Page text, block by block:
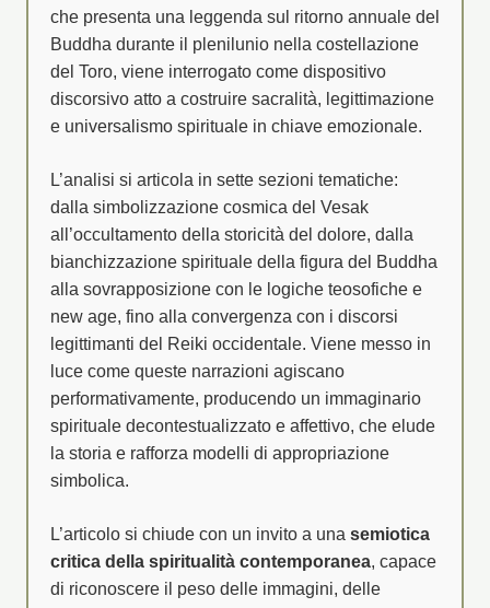
che presenta una leggenda sul ritorno annuale del
Buddha durante il plenilunio nella costellazione
del Toro, viene interrogato come dispositivo
discorsivo atto a costruire sacralità, legittimazione
e universalismo spirituale in chiave emozionale.
L’analisi si articola in sette sezioni tematiche:
dalla simbolizzazione cosmica del Vesak
all’occultamento della storicità del dolore, dalla
bianchizzazione spirituale della figura del Buddha
alla sovrapposizione con le logiche teosofiche e
new age, fino alla convergenza con i discorsi
legittimanti del Reiki occidentale. Viene messo in
luce come queste narrazioni agiscano
performativamente, producendo un immaginario
spirituale decontestualizzato e affettivo, che elude
la storia e rafforza modelli di appropriazione
simbolica.
L’articolo si chiude con un invito a una semiotica
critica della spiritualità contemporanea, capace
di riconoscere il peso delle immagini, delle